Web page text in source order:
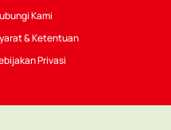
sebagai peraturan
Kami
& Ketentuan
Privasi